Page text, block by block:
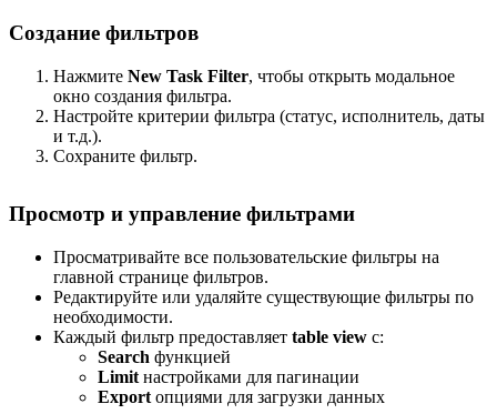
Создание фильтров
Нажмите New Task Filter, чтобы открыть модальное
окно создания фильтра.
Настройте критерии фильтра (статус, исполнитель, даты
и т.д.).
Сохраните фильтр.
Просмотр и управление фильтрами
Просматривайте все пользовательские фильтры на
главной странице фильтров.
Редактируйте или удаляйте существующие фильтры по
необходимости.
Каждый фильтр предоставляет table view с:
Search функцией
Limitнастройками для пагинации
Exportопциями для загрузки данных